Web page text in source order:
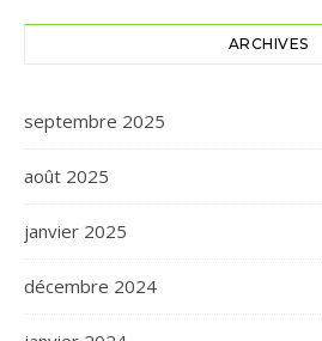
ARCHIVES
septembre 2025
août 2025
janvier 2025
décembre 2024